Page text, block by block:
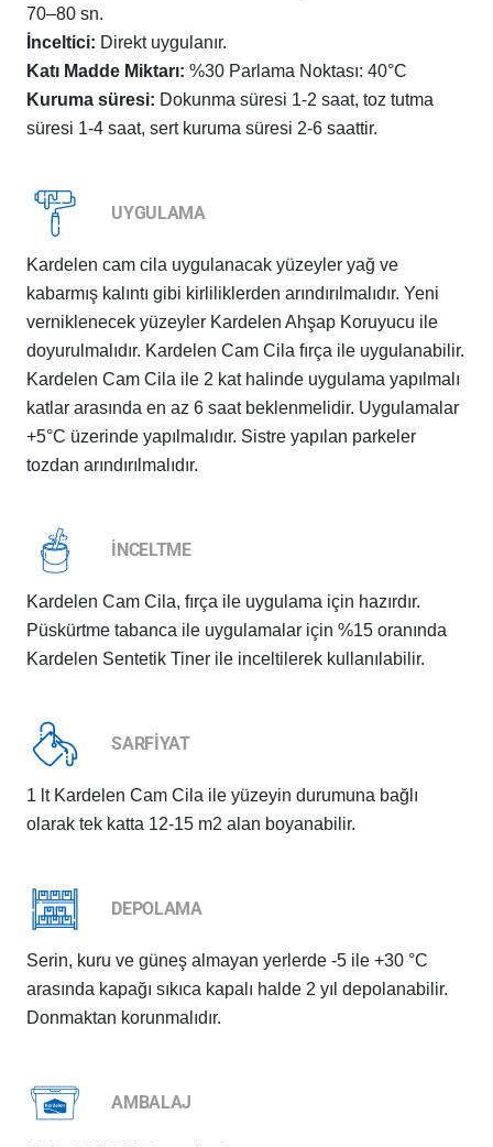
70–80 sn.
İnceltici: Direkt uygulanır.
Katı Madde Miktarı: %30 Parlama Noktası: 40°C
Kuruma süresi: Dokunma süresi 1-2 saat, toz tutma
süresi 1-4 saat, sert kuruma süresi 2-6 saattir.
UYGULAMA
Kardelen cam cila uygulanacak yüzeyler yağ ve
kabarmış kalıntı gibi kirliliklerden arındırılmalıdır. Yeni
verniklenecek yüzeyler Kardelen Ahşap Koruyucu ile
doyurulmalıdır. Kardelen Cam Cila fırça ile uygulanabilir.
Kardelen Cam Cila ile 2 kat halinde uygulama yapılmalı
katlar arasında en az 6 saat beklenmelidir. Uygulamalar
+5°C üzerinde yapılmalıdır. Sistre yapılan parkeler
tozdan arındırılmalıdır.
İNCELTME
Kardelen Cam Cila, fırça ile uygulama için hazırdır.
Püskürtme tabanca ile uygulamalar için %15 oranında
Kardelen Sentetik Tiner ile inceltilerek kullanılabilir.
SARFİYAT
1 lt Kardelen Cam Cila ile yüzeyin durumuna bağlı
olarak tek katta 12-15 m2 alan boyanabilir.
DEPOLAMA
Serin, kuru ve güneş almayan yerlerde -5 ile +30 °C
arasında kapağı sıkıca kapalı halde 2 yıl depolanabilir.
Donmaktan korunmalıdır.
AMBALAJ